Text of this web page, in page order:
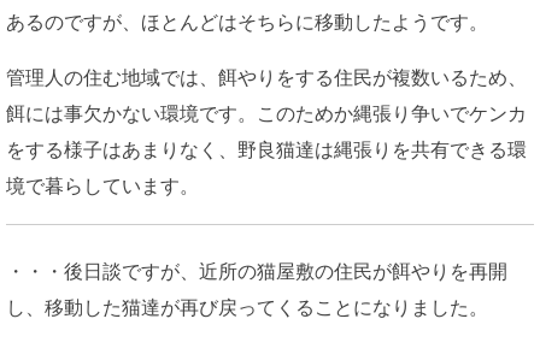
あるのですが、ほとんどはそちらに移動したようです。
管理人の住む地域では、餌やりをする住民が複数いるため、
餌には事欠かない環境です。このためか縄張り争いでケンカ
をする様子はあまりなく、野良猫達は縄張りを共有できる環
境で暮らしています。
・・・後日談ですが、近所の猫屋敷の住民が餌やりを再開
し、移動した猫達が再び戻ってくることになりました。